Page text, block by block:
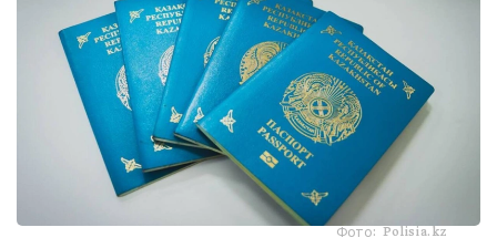
Фото: Polisia.kz